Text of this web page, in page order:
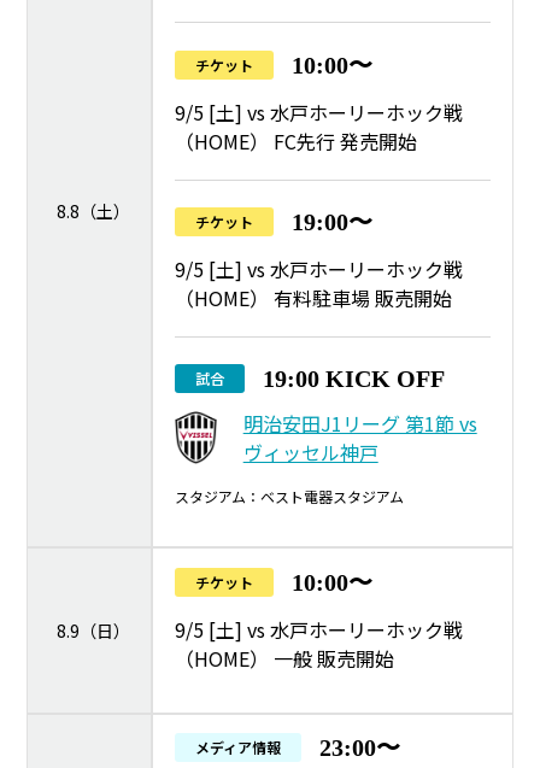
8.8（土）
チケット 10:00〜
9/5 [土] vs 水戸ホーリーホック戦
（HOME） FC先行 発売開始
チケット 19:00〜
9/5 [土] vs 水戸ホーリーホック戦
（HOME） 有料駐車場 販売開始
試合 19:00 KICK OFF
明治安田J1リーグ 第1節 vs
ヴィッセル神戸
スタジアム：ベスト電器スタジアム
8.9（日）
チケット 10:00〜
9/5 [土] vs 水戸ホーリーホック戦
（HOME） 一般 販売開始
メディア情報 23:00〜